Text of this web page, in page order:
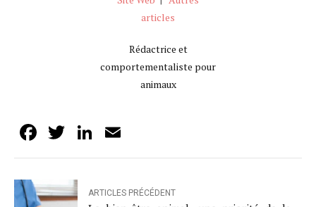
articles
Rédactrice et
comportementaliste pour
animaux
Facebook
TwitterLinkedIn
ARTICLES PRÉCÉDENT